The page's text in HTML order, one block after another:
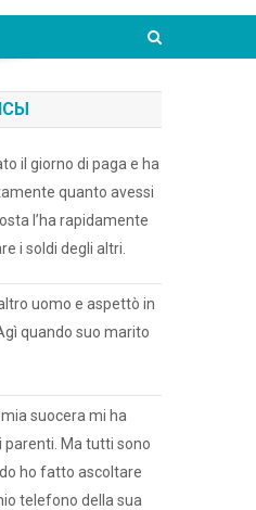
il giorno di paga e ha
quanto avessi
l’ha rapidamente
i soldi degli altri.
uomo e aspettò in
quando suo marito
suocera mi ha
Ma tutti sono
ho fatto ascoltare
telefono della sua